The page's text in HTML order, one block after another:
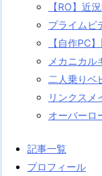
【RO】近
プライムビ
【自作PC
メカニカ
二人乗りベ
リンクスメ
オーバーロ
記事一覧
プロフィール